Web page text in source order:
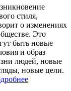
стиля,
о изменениях
Это
быть новые
и образ
людей, новые
новые цели.